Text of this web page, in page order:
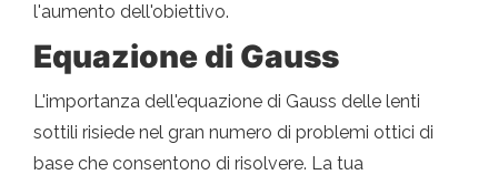
l'aumento dell'obiettivo.
Equazione di Gauss
L'importanza dell'equazione di Gauss delle lenti
sottili risiede nel gran numero di problemi ottici di
base che consentono di risolvere. La tua